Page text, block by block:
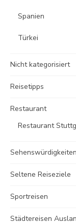
Spanien
Türkei
Nicht kategorisiert
Reisetipps
Restaurant
Restaurant
Sehenswürdigkeiten
Seltene Reiseziele
Sportreisen
Städtereisen